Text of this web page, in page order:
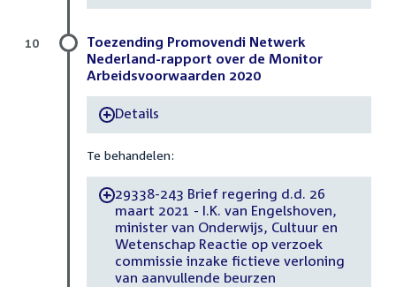
Toezending Promovendi Netwerk
Nederland-rapport over de Monitor
Arbeidsvoorwaarden 2020
-Details
Te behandelen:
-29338-243 Brief regering d.d. 26
maart 2021 - I.K. van Engelshoven,
minister van Onderwijs, Cultuur en
Wetenschap Reactie op verzoek
commissie inzake fictieve verloning
van aanvullende beurzen
10